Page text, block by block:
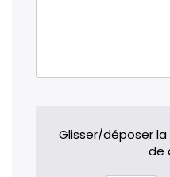
Glisser/déposer
de